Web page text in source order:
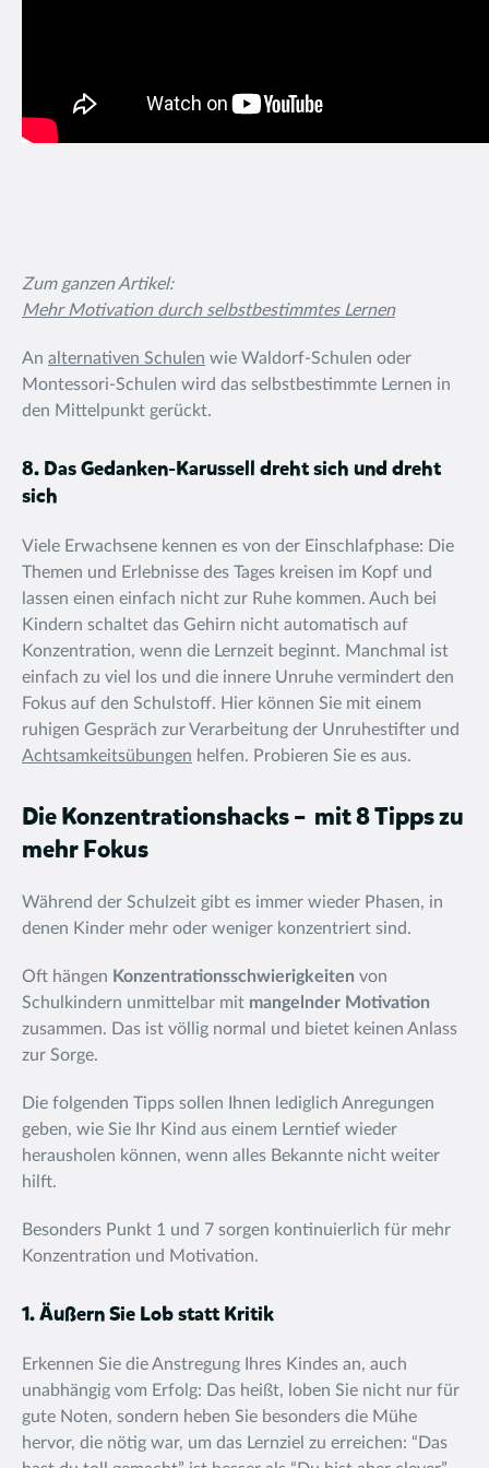
Zum ganzen Artikel:
Mehr Motivation durch selbstbestimmtes Lernen
An alternativen Schulen wie Waldorf-Schulen oder
Montessori-Schulen wird das selbstbestimmte Lernen in
den Mittelpunkt gerückt.
8. Das Gedanken-Karussell dreht sich und dreht
sich
Viele Erwachsene kennen es von der Einschlafphase: Die
Themen und Erlebnisse des Tages kreisen im Kopf und
lassen einen einfach nicht zur Ruhe kommen. Auch bei
Kindern schaltet das Gehirn nicht automatisch auf
Konzentration, wenn die Lernzeit beginnt. Manchmal ist
einfach zu viel los und die innere Unruhe vermindert den
Fokus auf den Schulstoff. Hier können Sie mit einem
ruhigen Gespräch zur Verarbeitung der Unruhestifter und
Achtsamkeitsübungen helfen. Probieren Sie es aus.
Die Konzentrationshacks – mit 8 Tipps zu
mehr Fokus
Während der Schulzeit gibt es immer wieder Phasen, in
denen Kinder mehr oder weniger konzentriert sind.
Oft hängen Konzentrationsschwierigkeiten von
Schulkindern unmittelbar mit mangelnder Motivation
zusammen. Das ist völlig normal und bietet keinen Anlass
zur Sorge.
Die folgenden Tipps sollen Ihnen lediglich Anregungen
geben, wie Sie Ihr Kind aus einem Lerntief wieder
herausholen können, wenn alles Bekannte nicht weiter
hilft.
Besonders Punkt 1 und 7 sorgen kontinuierlich für mehr
Konzentration und Motivation.
1. Äußern Sie Lob statt Kritik
Erkennen Sie die Anstregung Ihres Kindes an, auch
unabhängig vom Erfolg: Das heißt, loben Sie nicht nur für
gute Noten, sondern heben Sie besonders die Mühe
hervor, die nötig war, um das Lernziel zu erreichen: “Das